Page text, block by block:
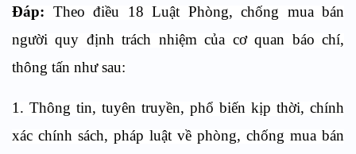
Đáp: Theo điều 18 Luật Phòng, chống mua bán
người quy định trách nhiệm của cơ quan báo chí,
thông tấn như sau:
1. Thông tin, tuyên truyền, phổ biến kịp thời, chính
xác chính sách, pháp luật về phòng, chống mua bán